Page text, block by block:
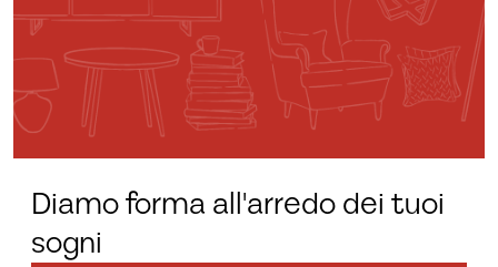
Diamo forma all'arredo dei tuoi
sogni